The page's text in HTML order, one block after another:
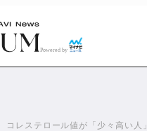
Powered by
コレステロール値が「少々高い